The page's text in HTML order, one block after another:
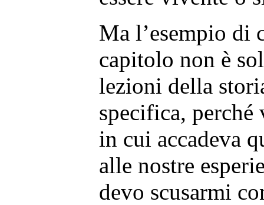
Ma l’esempio di
capitolo non è
lezioni della
specifica, perché
in cui accadeva
alle nostre
devo scusarmi